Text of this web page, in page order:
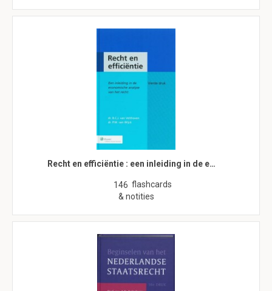
Recht en efficiëntie : een inleiding in de e…
146 flashcards
& notities